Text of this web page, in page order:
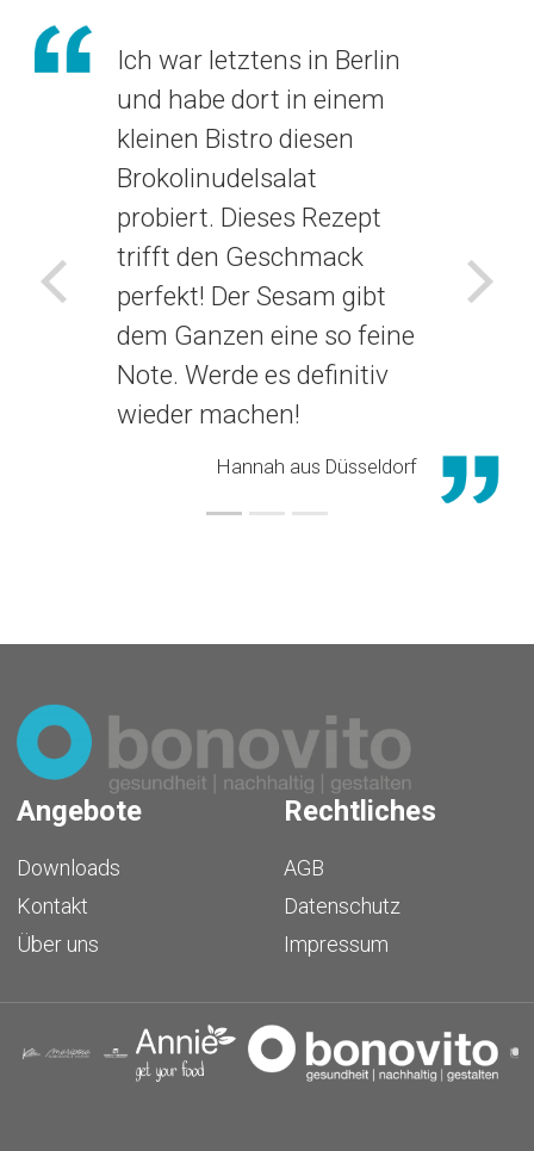
Ich war letztens in Berlin
und habe dort in einem
kleinen Bistro diesen
Brokolinudelsalat
probiert. Dieses Rezept
trifft den Geschmack
perfekt! Der Sesam gibt
dem Ganzen eine so feine
Note. Werde es definitiv
wieder machen!
Hannah aus Düsseldorf
Voriges
Angebote
Downloads
Kontakt
Über uns
Rechtliches
AGB
Datenschutz
Impressum